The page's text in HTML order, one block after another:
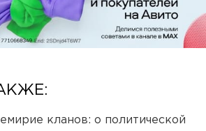
кланов: о политической